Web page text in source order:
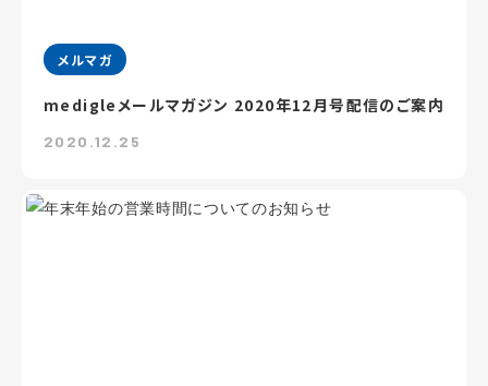
メルマガ
medigleメールマガジン 2020年12月号配信のご案内
2020.12.25